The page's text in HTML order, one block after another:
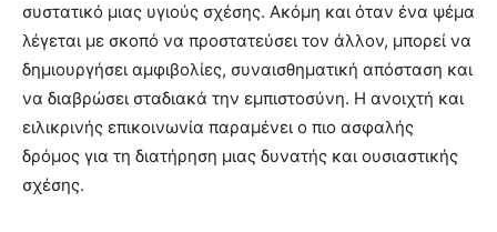
συστατικό μιας υγιούς σχέσης. Ακόμη και όταν ένα ψέμα
λέγεται με σκοπό να προστατεύσει τον άλλον, μπορεί να
δημιουργήσει αμφιβολίες, συναισθηματική απόσταση και
να διαβρώσει σταδιακά την εμπιστοσύνη. Η ανοιχτή και
ειλικρινής επικοινωνία παραμένει ο πιο ασφαλής
δρόμος για τη διατήρηση μιας δυνατής και ουσιαστικής
σχέσης.